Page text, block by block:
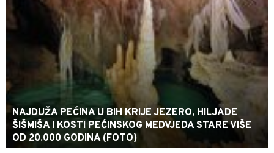
NAJDUŽA PEĆINA U BIH KRIJE JEZERO, HILJADE
ŠIŠMIŠA I KOSTI PEĆINSKOG MEDVJEDA STARE VIŠE
OD 20.000 GODINA (FOTO)